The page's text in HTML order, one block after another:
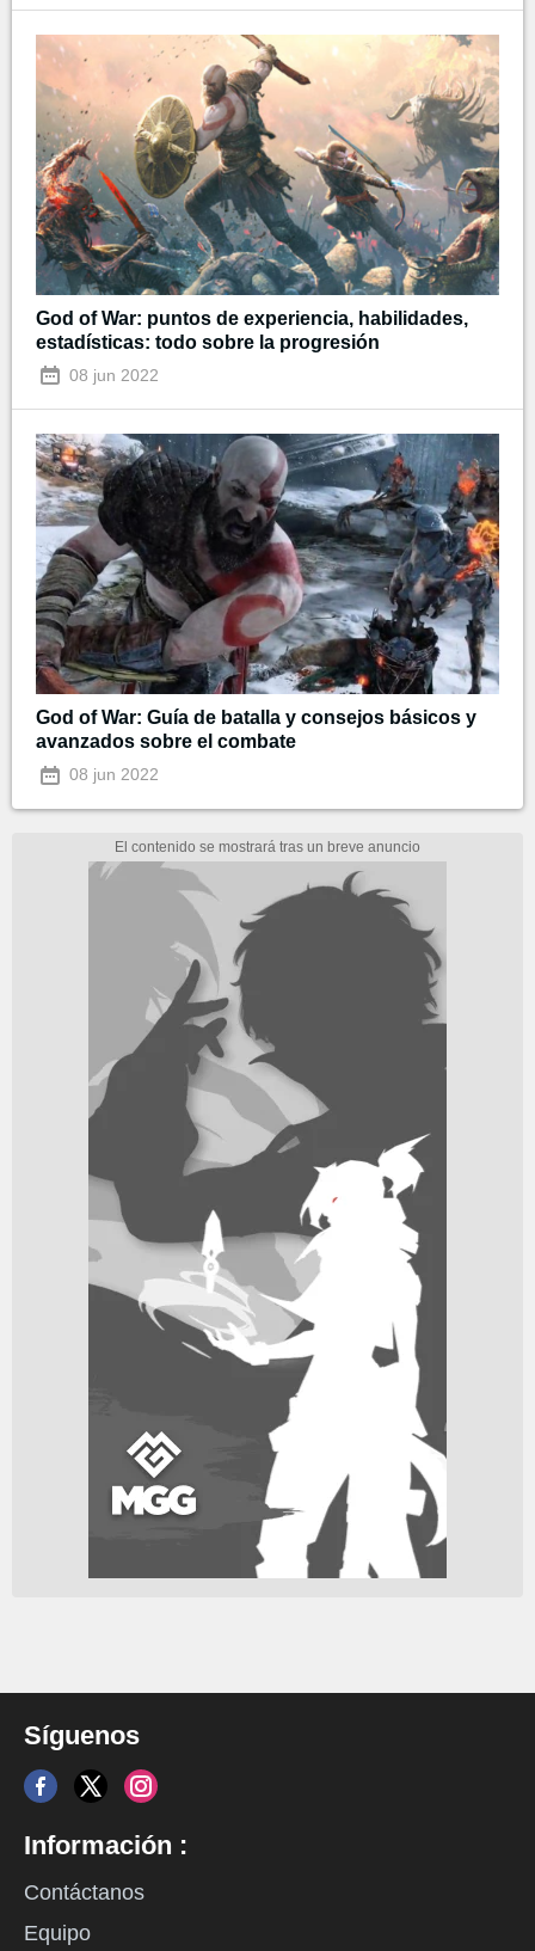
God of War: puntos de experiencia, habilidades,
estadísticas: todo sobre la progresión
08 jun 2022
God of War: Guía de batalla y consejos básicos y
avanzados sobre el combate
08 jun 2022
Síguenos
Información :
Contáctanos
Equipo